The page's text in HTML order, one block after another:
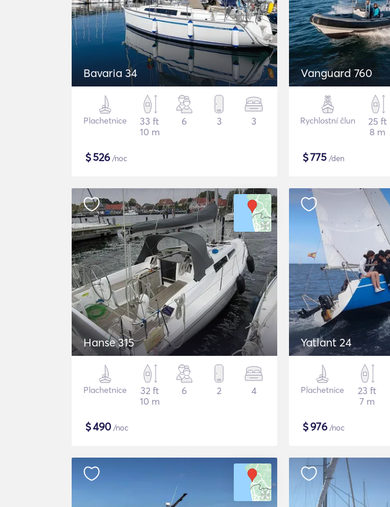
Bavaria 34
Plachetnice
33 ft
10 m
6 3 3
$526/noc
Vanguard 760
Rychlostní člun
25 ft
8 m
$775 /den
Hanse 315
Plachetnice
32 ft
10 m
6 2 4
$490 /noc
Yatlant 24
Plachetnice
23 ft
7 m
$976/noc